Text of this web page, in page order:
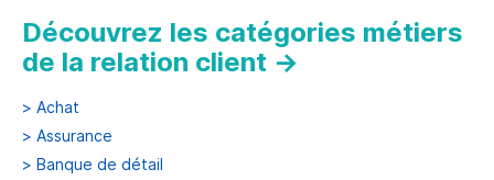
Découvrez les catégories métiers
de la relation client →
> Achat
> Assurance
> Banque de détail